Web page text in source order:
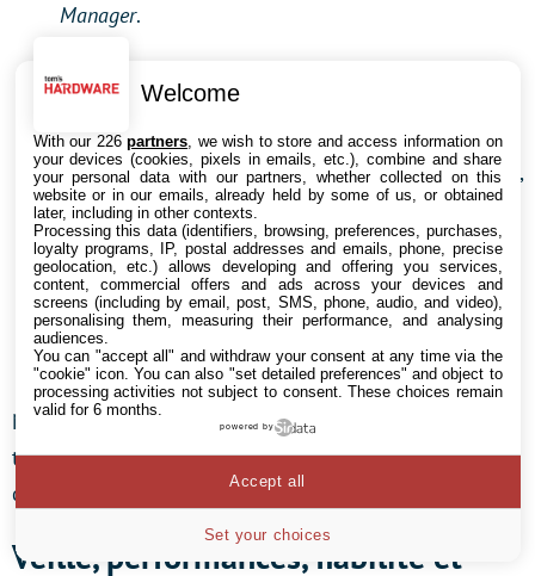
Manager.
le
secondes que la carte graphique peut fournir
avec diverses textures. Une carte ne supportant
pas DirectX 9.0 se verra attribuée une note de 1.0,
tandis qu’une carte supportant cette API et dont
le pilote est compatible WDDM aura au minimum
un score de 2.0.
letest du disque durmesure le débit que peut
fournir le disque dur.
Notez qu’il est possible de lancer séparément chaque
test en appelant le programmewinSAT.exesur la ligne
de commande (en administrateur).
Veille, performances, fiabilité et
Welcome
With our 226partners , we wish to store and access information on
your devices (cookies, pixels in emails, etc.), combine and share
your personal data with our partners, whether collected on this
website or in our emails, already held by some of us, or obtained
later, including in other contexts.
Processing this data (identifiers, browsing, preferences, purchases,
loyalty programs, IP, postal addresses and emails, phone, precise
geolocation, etc.) allows developing and offering you services,
content, commercial offers and ads across your devices and
screens (including by email, post, SMS, phone, audio, and video),
personalising them, measuring their performance, and analysing
audiences.
You can "accept all" and withdraw your consent at any time via the
"cookie" icon. You can also "set detailed preferences" and object to
processing activities not subject to consent. These choices remain
valid for 6 months.
powered by
Set your choices
Accept all